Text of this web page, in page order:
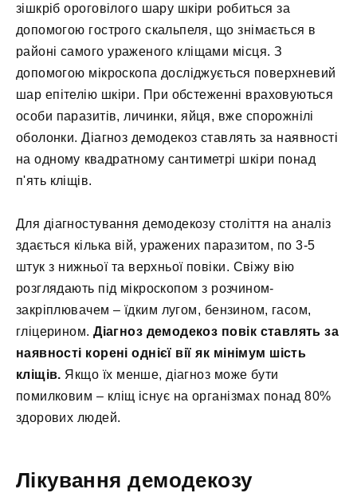
зішкріб ороговілого шару шкіри робиться за
допомогою гострого скальпеля, що знімається в
районі самого ураженого кліщами місця. З
допомогою мікроскопа досліджується поверхневий
шар епітелію шкіри. При обстеженні враховуються
особи паразитів, личинки, яйця, вже спорожнілі
оболонки. Діагноз демодекоз ставлять за наявності
на одному квадратному сантиметрі шкіри понад
п'ять кліщів.
Для діагностування демодекозу століття на аналіз
здається кілька вій, уражених паразитом, по 3-5
штук з нижньої та верхньої повіки. Свіжу вію
розглядають під мікроскопом з розчином-
закріплювачем – їдким лугом, бензином, гасом,
гліцерином.Діагноз демодекоз повік ставлять за
наявності корені однієї вії як мінімум шість
кліщів. Якщо їх менше, діагноз може бути
помилковим – кліщ існує на організмах понад 80%
здорових людей.
Лікування демодекозу